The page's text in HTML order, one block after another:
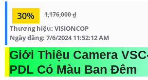
30% 1,176,000 ₫
Thương hiệu: VISIONCOP
Ngày đăng: 7/6/2024 11:52:12 AM
Giới Thiệu Camera
PDL Có Màu Ban Đêm